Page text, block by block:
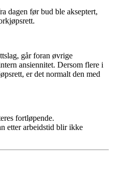
dagen før bud ble akseptert,
går foran øvrige
ansiennitet. Dersom flere i
er det normalt den med
fortløpende.
etter arbeidstid blir ikke